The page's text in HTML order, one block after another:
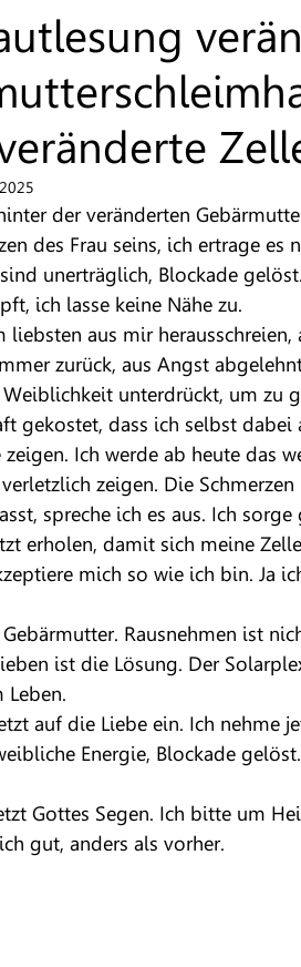
Neurodermitis
der veränderten
des Frau seins, ich ertrage
unerträglich, Blockade gelöst.
ich lasse keine Nähe zu.
liebsten aus mir
zurück, aus Angst
unterdrückt, um zu
gekostet, dass ich selbst
zeigen. Ich werde ab heute das
zeigen. Die
spreche ich es aus. Ich
erholen, damit sich meine
mich so wie ich bin. Ja
Rausnehmen ist
ist die Lösung. Der
Leben.
auf die Liebe ein. Ich nehme
Energie, Blockade
Gottes Segen. Ich bitte um
gut, anders als vorher.